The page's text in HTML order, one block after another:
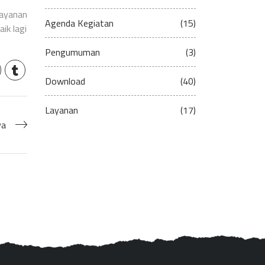
lagi
Agenda Kegiatan (15)
Pengumuman (3)
Download (40)
Layanan (17)